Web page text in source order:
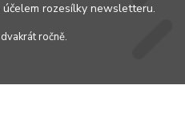
rozesílky newsletteru.
ročně.